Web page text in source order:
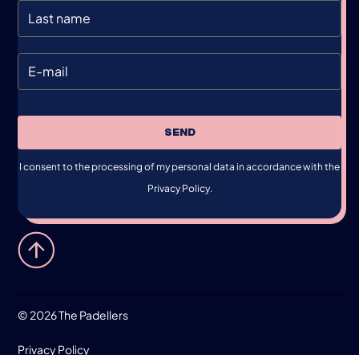
SEND
I consent to the processing of my personal data in accordance with the
Privacy Policy.
© 2026 The Padellers
Privacy Policy